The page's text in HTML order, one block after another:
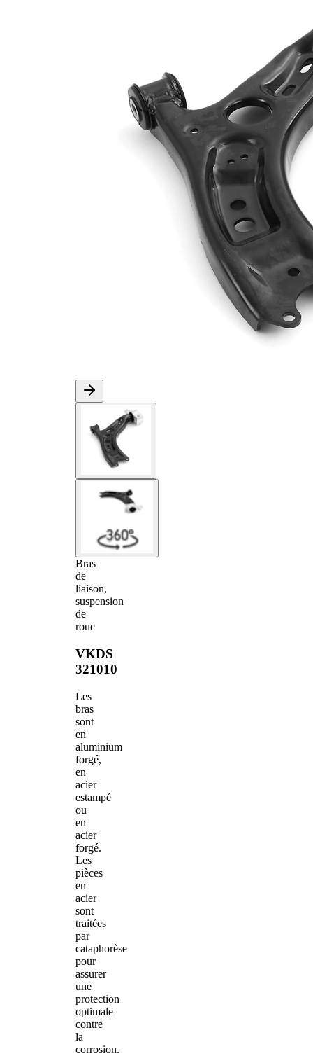
Bras
de
liaison,
suspension
de
roue
VKDS
321010
Les
bras
sont
en
aluminium
forgé,
en
acier
estampé
ou
en
acier
forgé.
Les
pièces
en
acier
sont
traitées
par
cataphorèse
pour
assurer
une
protection
optimale
contre
la
corrosion.
complémentaire
complémentaire
sans rotule
de
suspension
Forme de bras
Bras
triangulaire
VKDS
321011